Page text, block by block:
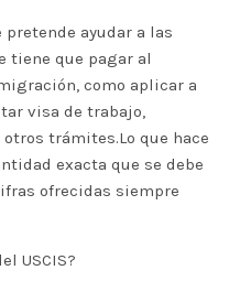
ayudar a las
tiene que pagar al
como aplicar a
visa de trabajo,
trámites.Lo que hace
exacta que se debe
ofrecidas siempre
USCIS?